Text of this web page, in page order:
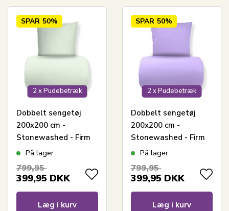
2 x Pudebetræk
SPAR 50%
Dobbelt sengetøj
200x200 cm -
Stonewashed - Firm
olivePå lager
799,95
399,95 DKK
Læg i kurv
2 x Pudebetræk
SPAR 50%
Dobbelt sengetøj
200x200 cm -
Stonewashed - Firm
purple
På lager
799,95
399,95 DKK
Læg i kurv